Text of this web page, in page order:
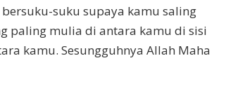
suku supaya kamu saling
paling mulia di antara kamu di sisi
kamu. Sesungguhnya Allah Maha